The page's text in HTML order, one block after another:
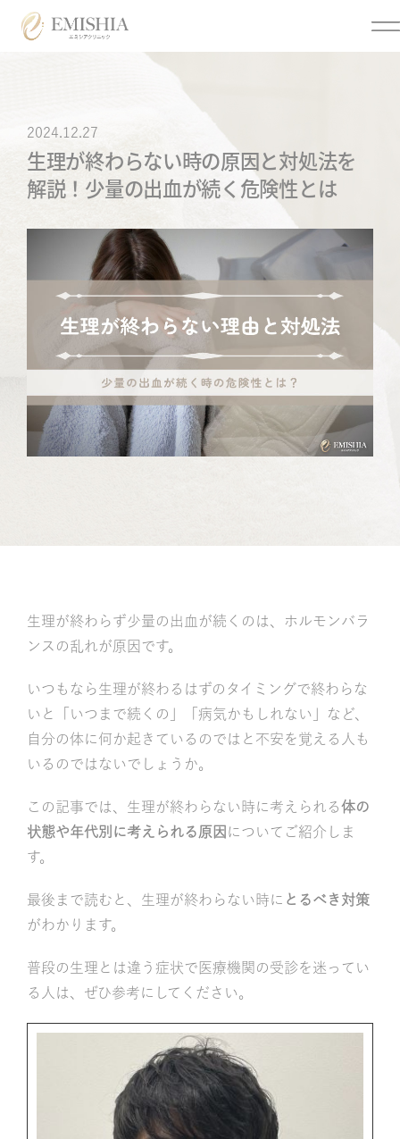
Menu
メニュー
クリニック情報
個人情報保護方針
オンライン診療利用規約
各種同意書
ご来院時の注意点につい
お問い合わせ
メディア掲載
特定商取引法に基づく表
記
医療脱毛
オンライン診療
まつげ美容液
アフターピル
低用量ピル
痛風・尿酸値
ED・早漏防止
2024.12.27
生理が終わらない時の原因と対処法を
解説！少量の出血が続く危険性とは
生理が終わらず少量の出血が続くのは、ホルモンバラ
ンスの乱れが原因です。
いつもなら生理が終わるはずのタイミングで終わらな
いと「いつまで続くの」「病気かもしれない」など、
自分の体に何か起きているのではと不安を覚える人も
いるのではないでしょうか。
この記事では、生理が終わらない時に考えられる体の
状態や年代別に考えられる原因 についてご紹介しま
す。
最後まで読むと、生理が終わらない時に とるべき対策
がわかります。
普段の生理とは違う症状で医療機関の受診を迷ってい
る人は、ぜひ参考にしてください。